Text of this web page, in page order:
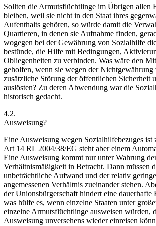
Sollten die Armutsflüchtlinge im Übrigen allen
bleiben, weil sie nicht in den Staat ihres
Aufenthalts gehören, so würde damit die
Quartieren, in denen sie Aufnahme finden,
wogegen bei der Gewährung von Sozialhilfe
bestünde, die Hilfe mit Bedingungen,
Obliegenheiten zu verbinden. Was wäre den
geholfen, wenn sie wegen der
zusätzliche Störung der öffentlichen Sicherheit
auslösten? Zu deren Abwendung war die
historisch gedacht.
4.2.
Ausweisung?
Eine Ausweisung wegen Sozialhilfebezuges ist
Art 14 RL 2004/38/EG steht aber einem
Eine Ausweisung kommt nur unter Wahrung
Verhältnismäßigkeit in Betracht. Dann müssen
unbeträchtliche Aufwand und der relativ
angemessenen Verhältnis zueinander stehen.
der Unionsbürgerschaft hindert eine dauerhafte
was hülfe es, wenn einzelne Staaten unter
einzelne Armutsflüchtlinge ausweisen würden,
Ausweisung unversehens wieder einreisen